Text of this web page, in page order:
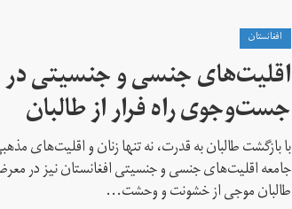
افغانستان
اقلیت‌های جنسی و جنسیتی در
جست‌و‌جوی راه فرار از طالبان
با بازگشت طالبان به قدرت، نه تنها زنان و اقلیت‌های
جامعه اقلیت‌های جنسی و جنسیتی افغانستان نیز در
طالبان موجی از خشونت و وحشت...